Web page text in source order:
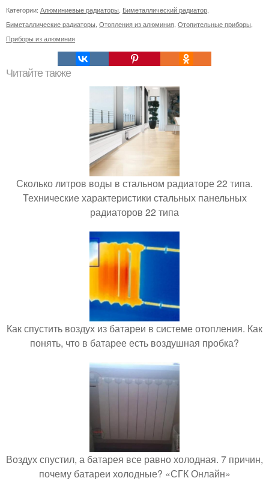
Категории: Алюминиевые радиаторы, Биметаллический радиатор,
Биметаллические радиаторы, Отопления из алюминия, Отопительные приборы,
Приборы из алюминия
Читайте также
Сколько литров воды в стальном радиаторе 22 типа.
Технические характеристики стальных панельных
радиаторов 22 типа
Как спустить воздух из батареи в системе отопления. Как
понять, что в батарее есть воздушная пробка?
Воздух спустил, а батарея все равно холодная. 7 причин,
почему батареи холодные? «СГК Онлайн»